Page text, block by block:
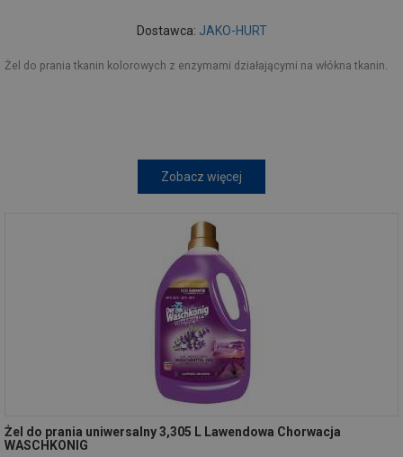
Dostawca: JAKO-HURT
Żel do prania tkanin kolorowych z enzymami działającymi na włókna tkanin.
Zobacz więcej
Żel do prania uniwersalny 3,305 L Lawendowa Chorwacja
WASCHKONIG